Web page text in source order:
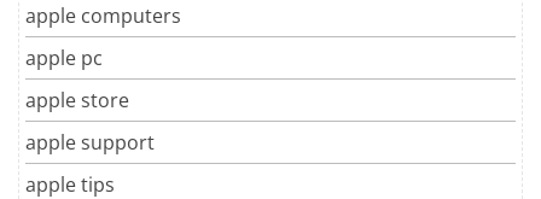
apple computers
apple pc
apple store
apple support
apple tips